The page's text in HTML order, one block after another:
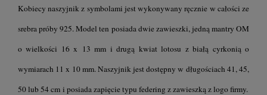
Kobiecy naszyjnik z symbolami jest wykonywany ręcznie w całości ze
srebra próby 925. Model ten posiada dwie zawieszki, jedną mantry OM
o wielkości 16 x 13 mm i drugą kwiat lotosu z białą cyrkonią o
wymiarach 11 x 10 mm. Naszyjnik jest dostępny w długościach 41, 45,
50 lub 54 cm i posiada zapięcie typu federing z zawieszką z logo firmy.